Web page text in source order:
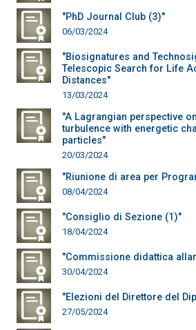
"PhD Journal Club (3)"
06/03/2024
"Biosignatures and
Telescopic Search for Life
Distances"
13/03/2024
"A Lagrangian perspective
turbulence with energetic
particles"
20/03/2024
"Riunione di area per
08/04/2024
"Consiglio di Sezione (1)"
18/04/2024
"Commissione didattica
30/04/2024
"Elezioni del Direttore del
27/05/2024